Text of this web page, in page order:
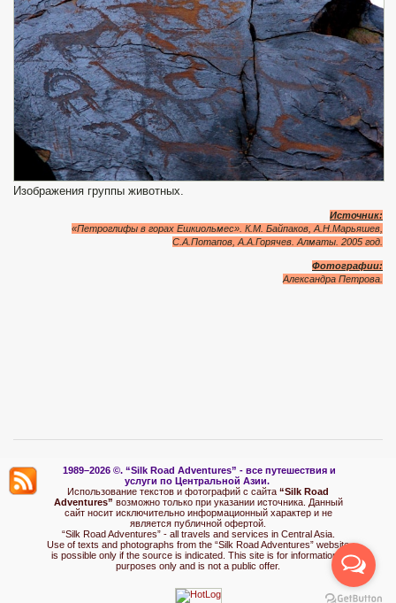
Изображения группы животных.
Источник:
«Петроглифы в горах Ешкиольмес». К.М. Байпаков, А.Н.Марьяшев,
С.А.Потапов, А.А.Горячев. Алматы. 2005 год.
Фотографии:
Александра Петрова.
1989–2026 ©. “Silk Road Adventures” - все путешествия и
услуги по Центральной Азии.
Использование текстов и фотографий с сайта “Silk Road
Adventures” возможно только при указании источника. Данный
сайт носит исключительно информационный характер и не
является публичной офертой.
“Silk Road Adventures” - all travels and services in Central Asia.
Use of texts and photographs from the “Silk Road Adventures” website
is possible only if the source is indicated. This site is for informational
purposes only and is not a public offer.